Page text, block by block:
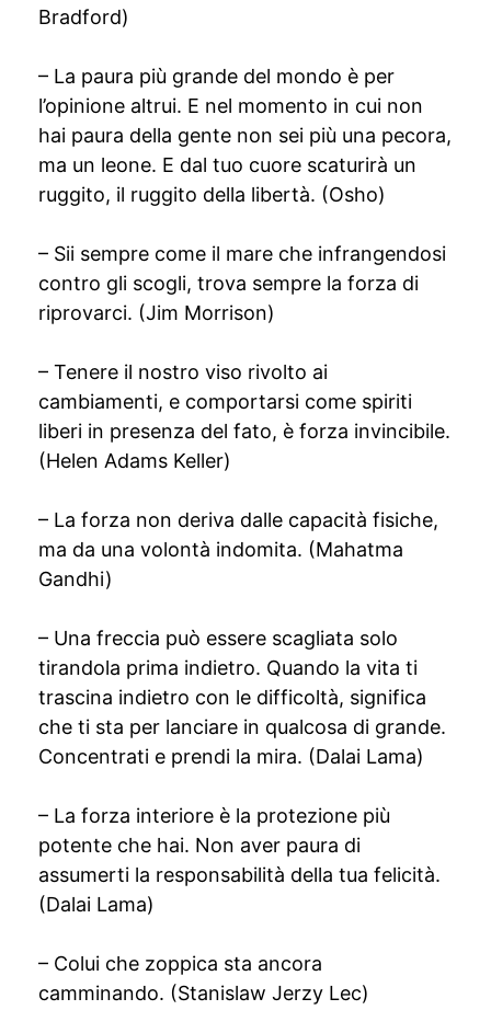
Bradford)
– La paura più grande del mondo è per
l’opinione altrui. E nel momento in cui non
hai paura della gente non sei più una pecora,
ma un leone. E dal tuo cuore scaturirà un
ruggito, il ruggito della libertà. (Osho)
– Sii sempre come il mare che infrangendosi
contro gli scogli, trova sempre la forza di
riprovarci. (Jim Morrison)
– Tenere il nostro viso rivolto ai
cambiamenti, e comportarsi come spiriti
liberi in presenza del fato, è forza invincibile.
(Helen Adams Keller)
– La forza non deriva dalle capacità fisiche,
ma da una volontà indomita. (Mahatma
Gandhi)
– Una freccia può essere scagliata solo
tirandola prima indietro. Quando la vita ti
trascina indietro con le difficoltà, significa
che ti sta per lanciare in qualcosa di grande.
Concentrati e prendi la mira. (Dalai Lama)
– La forza interiore è la protezione più
potente che hai. Non aver paura di
assumerti la responsabilità della tua felicità.
(Dalai Lama)
– Colui che zoppica sta ancora
camminando. (Stanislaw Jerzy Lec)